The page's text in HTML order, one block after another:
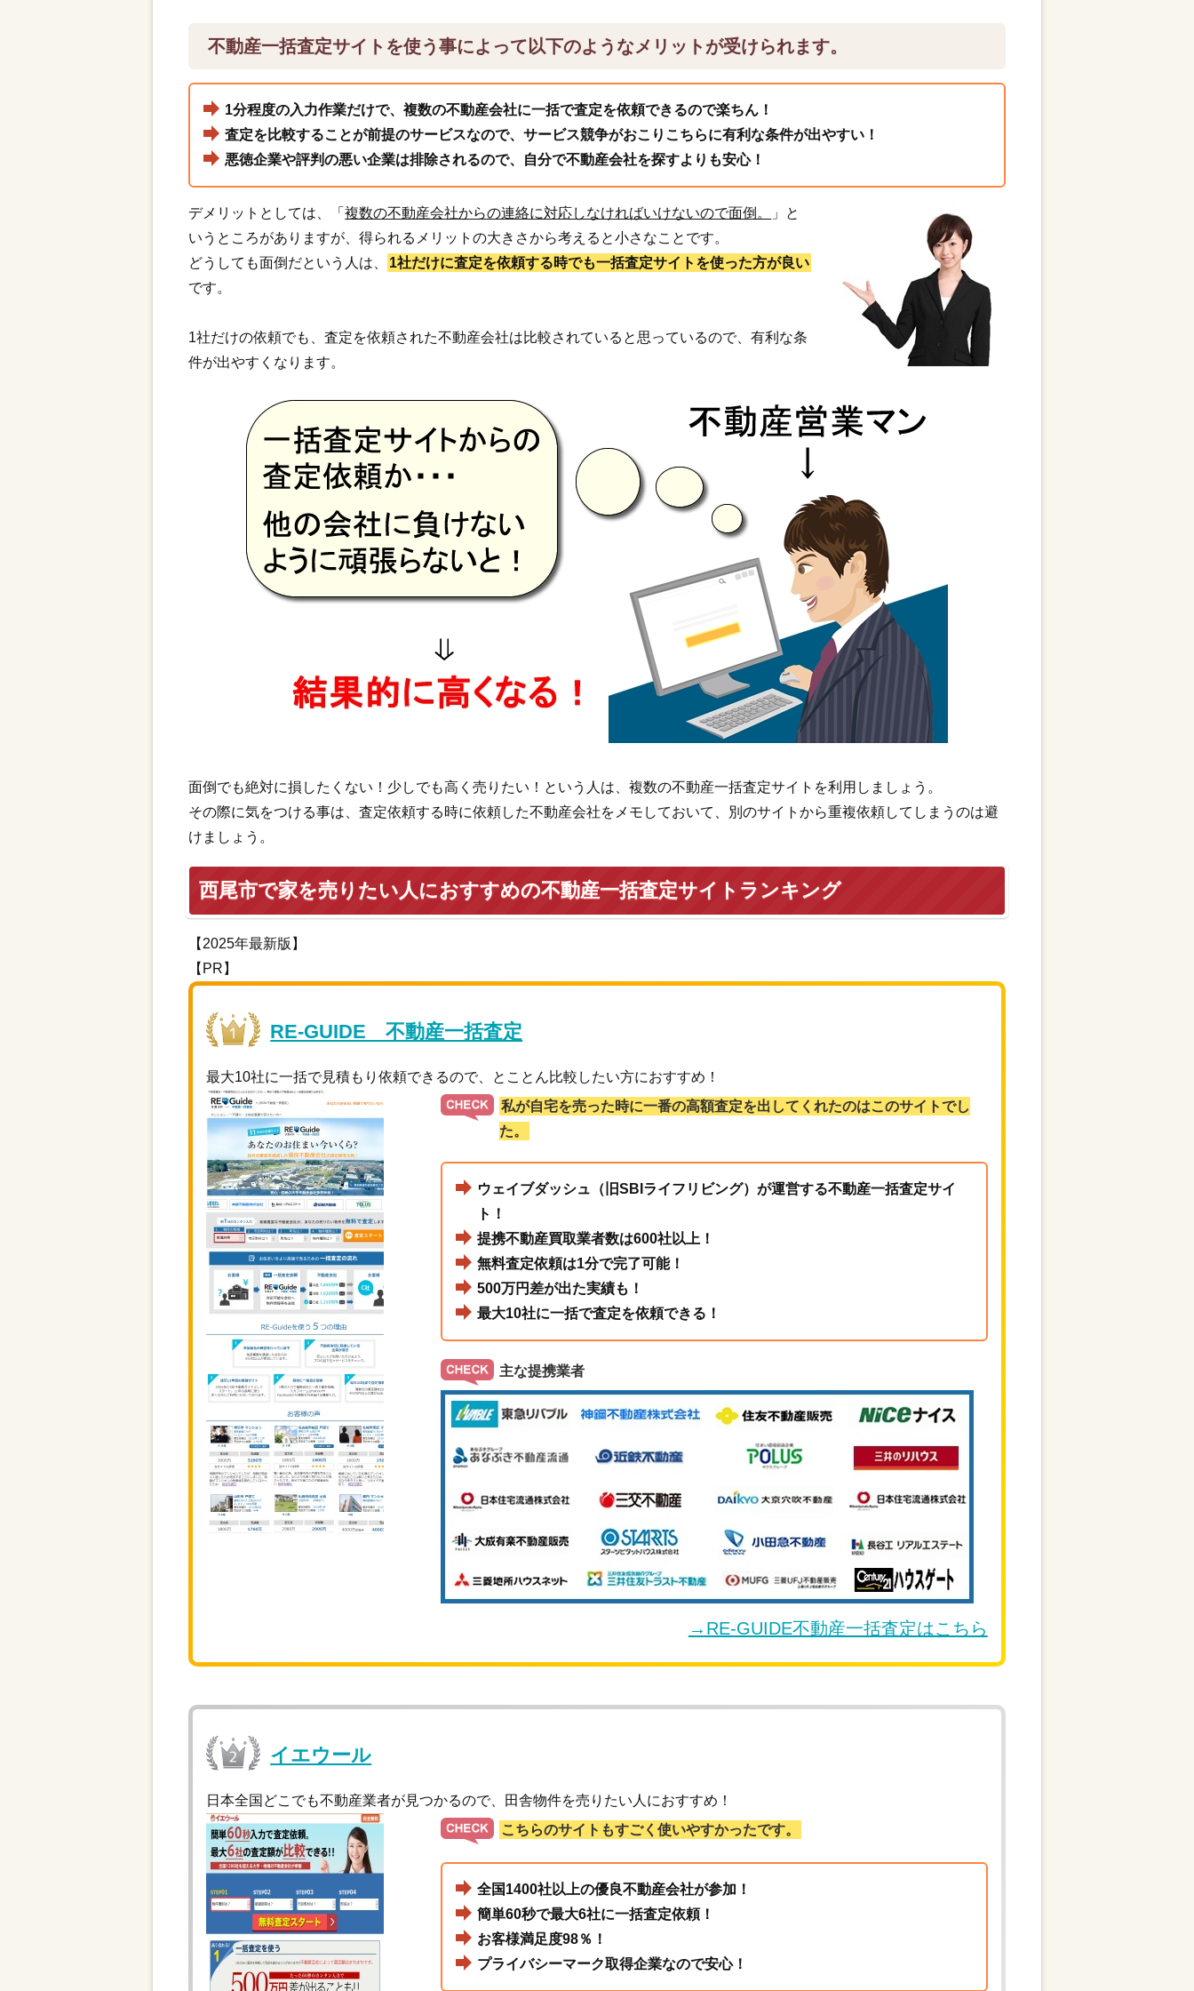
不動産一括査定サイトを使う事によって以下のようなメリットが受けられます。
1分程度の入力作業だけで、複数の不動産会社に一括で査定を依頼できるので楽ちん！
査定を比較することが前提のサービスなので、サービス競争がおこりこちらに有利な条件が出やすい！
悪徳企業や評判の悪い企業は排除されるので、自分で不動産会社を探すよりも安心！
デメリットとしては、「複数の不動産会社からの連絡に対応しなければいけないので面倒。
」と
いうところがありますが、得られるメリットの大きさから考えると小さなことです。
どうしても面倒だという人は、
1社だけに査定を依頼する時でも一括査定サイトを使った方が良い
です。
1社だけの依頼でも、査定を依頼された不動産会社は比較されていると思っているので、有利な条
件が出やすくなります。
面倒でも絶対に損したくない！少しでも高く売りたい！という人は、複数の不動産一括査定サイトを利用しましょう。
その際に気をつける事は、査定依頼する時に依頼した不動産会社をメモしておいて、別のサイトから重複依頼してしまうのは避
けましょう。
西尾市で家を売りたい人におすすめの不動産一括査定サイトランキング
【2025年最新版】
【PR】
RE-GUIDE 不動産一括査定
最大10社に一括で見積もり依頼できるので、とことん比較したい方におすすめ！
私が自宅を売った時に一番の高額査定を出してくれたのはこのサイトでし
た。
ウェイブダッシュ（旧SBIライフリビング）が運営する不動産一括査定サイ
ト！
提携不動産買取業者数は600社以上！
無料査定依頼は1分で完了可能！
500万円差が出た実績も！
最大10社に一括で査定を依頼できる！
主な提携業者
→RE-GUIDE不動産一括査定はこちら
イエウール
日本全国どこでも不動産業者が見つかるので、田舎物件を売りたい人におすすめ！
こちらのサイトもすごく使いやすかったです。
全国1400社以上の優良不動産会社が参加！
簡単60秒で最大6社に一括査定依頼！
お客様満足度98％！
プライバシーマーク取得企業なので安心！